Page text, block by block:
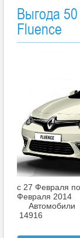
Выгода
Fluence
c 27 Февраля
Февраля 2014
Автомобили
14916